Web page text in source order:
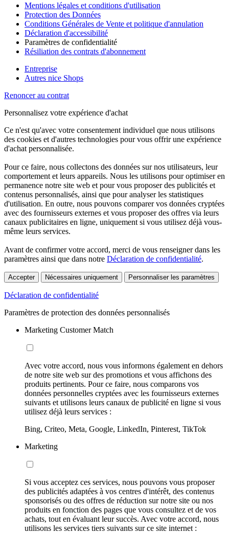
Mentions légales et conditions d'utilisation
Protection des Données
Conditions Générales de Vente et politique d'annulation
Déclaration d'accessibilité
Paramètres de confidentialité
Résiliation des contrats d'abonnement
Entreprise
Autres nice Shops
Renoncer au contrat
Personnalisez votre expérience d'achat
Ce n'est qu'avec votre consentement individuel que nous utilisons
des cookies et d'autres technologies pour vous offrir une expérience
d'achat personnalisée.
Pour ce faire, nous collectons des données sur nos utilisateurs, leur
comportement et leurs appareils. Nous les utilisons pour optimiser en
permanence notre site web et pour vous proposer des publicités et
contenus personnalisés, ainsi que pour analyser les statistiques
d'utilisation. En outre, nous pouvons comparer vos données cryptées
avec des fournisseurs externes et vous proposer des offres via leurs
canaux publicitaires en ligne, uniquement si vous utilisez déjà vous-
même leurs services.
Avant de confirmer votre accord, merci de vous renseigner dans les
paramètres ainsi que dans notre Déclaration de confidentialité.
Accepter Nécessaires uniquement Personnaliser les paramètres
Déclaration de confidentialité
Paramètres de protection des données personnalisés
Marketing Customer Match
Avec votre accord, nous vous informons également en dehors
de notre site web sur des promotions et vous affichons des
produits pertinents. Pour ce faire, nous comparons vos
données personnelles cryptées avec les fournisseurs externes
suivants et utilisons leurs canaux de publicité en ligne si vous
utilisez déjà leurs services :
Bing, Criteo, Meta, Google, LinkedIn, Pinterest, TikTok
Marketing
Si vous acceptez ces services, nous pouvons vous proposer
des publicités adaptées à vos centres d'intérêt, des contenus
sponsorisés ou des offres de réduction sur notre site ou nos
produits en fonction des pages que vous consultez et de vos
achats, tout en évaluant leur succès. Avec votre accord, nous
utilisons les services tiers suivants sur ce site internet :